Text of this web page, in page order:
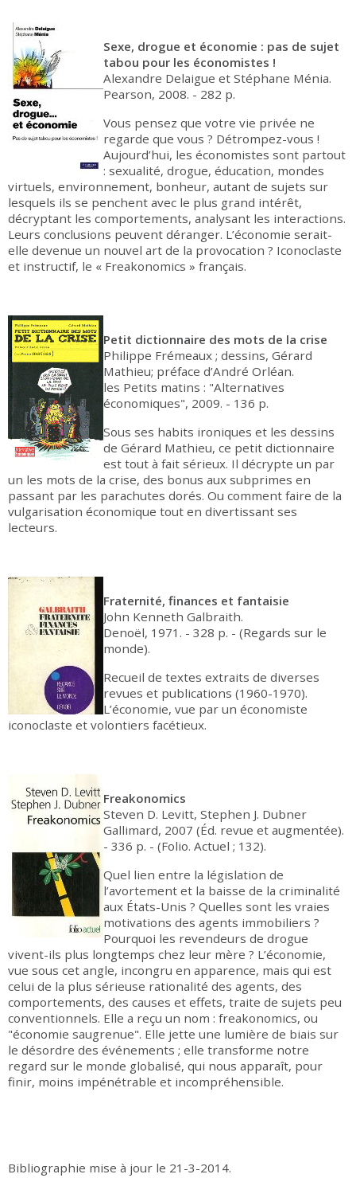
Sexe, drogue et économie : pas de sujet
tabou pour les économistes !
Alexandre Delaigue et Stéphane Ménia.
Pearson, 2008. - 282 p.
Vous pensez que votre vie privée ne
regarde que vous ? Détrompez-vous !
Aujourd’hui, les économistes sont partout
: sexualité, drogue, éducation, mondes
virtuels, environnement, bonheur, autant de sujets sur
lesquels ils se penchent avec le plus grand intérêt,
décryptant les comportements, analysant les interactions.
Leurs conclusions peuvent déranger. L’économie serait-
elle devenue un nouvel art de la provocation ? Iconoclaste
et instructif, le « Freakonomics » français.
Petit dictionnaire des mots de la crise
Philippe Frémeaux ; dessins, Gérard
Mathieu; préface d’André Orléan.
les Petits matins : "Alternatives
économiques", 2009. - 136 p.
Sous ses habits ironiques et les dessins
de Gérard Mathieu, ce petit dictionnaire
est tout à fait sérieux. Il décrypte un par
un les mots de la crise, des bonus aux subprimes en
passant par les parachutes dorés. Ou comment faire de la
vulgarisation économique tout en divertissant ses
lecteurs.
Fraternité, finances et fantaisie
John Kenneth Galbraith.
Denoël, 1971. - 328 p. - (Regards sur le
monde).
Recueil de textes extraits de diverses
revues et publications (1960-1970).
L’économie, vue par un économiste
iconoclaste et volontiers facétieux.
Freakonomics
Steven D. Levitt, Stephen J. Dubner
Gallimard, 2007 (Éd. revue et augmentée).
- 336 p. - (Folio. Actuel ; 132).
Quel lien entre la législation de
l’avortement et la baisse de la criminalité
aux États-Unis ? Quelles sont les vraies
motivations des agents immobiliers ?
Pourquoi les revendeurs de drogue
vivent-ils plus longtemps chez leur mère ? L’économie,
vue sous cet angle, incongru en apparence, mais qui est
celui de la plus sérieuse rationalité des agents, des
comportements, des causes et effets, traite de sujets peu
conventionnels. Elle a reçu un nom : freakonomics, ou
"économie saugrenue". Elle jette une lumière de biais sur
le désordre des événements ; elle transforme notre
regard sur le monde globalisé, qui nous apparaît, pour
finir, moins impénétrable et incompréhensible.
Bibliographie mise à jour le 21-3-2014.